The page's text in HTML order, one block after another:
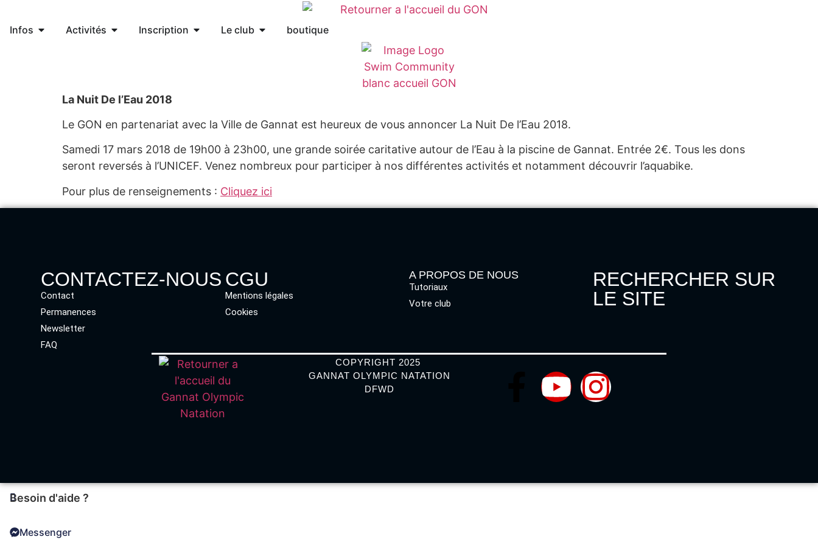
Infos Activités Inscription Le club boutique
La Nuit De l’Eau 2018
Le GON en partenariat avec la Ville de Gannat est heureux de vous annoncer La Nuit De l’Eau 2018.
Samedi 17 mars 2018 de 19h00 à 23h00, une grande soirée caritative autour de l’Eau à la piscine de Gannat. Entrée 2€. Tous les dons
seront reversés à l’UNICEF. Venez nombreux pour participer à nos différentes activités et notamment découvrir l’aquabike.
Pour plus de renseignements : Cliquez ici
CONTACTEZ-NOUS
Contact
Permanences
Newsletter
FAQ
CGU
Mentions légales
Cookies
A PROPOS DE NOUS
Tutoriaux
Votre club
RECHERCHER SUR
LE SITE
COPYRIGHT 2025
GANNAT OLYMPIC NATATION
DFWD
Besoin d'aide ?
Messenger